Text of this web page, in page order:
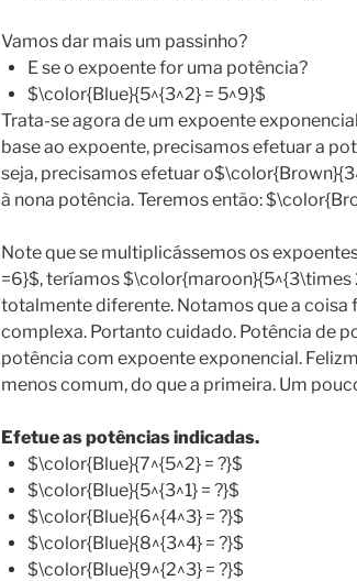
Vamos dar mais um passinho?
E se o expoente for uma potência?
$\color{Blue}{5^{3^2} = 5^9}$
Trata-se agora de um expoente
base ao expoente, precisamos efetuar a
seja, precisamos efetuar
à nona potência. Teremos então:
Note que se multiplicássemos os
=6}$, teríamos $\color{maroon}{5^{3\times
totalmente diferente. Notamos que a coisa
complexa. Portanto cuidado. Potência de
potência com expoente exponencial.
menos comum, do que a primeira. Um
Efetue as potências indicadas.
$\color{Blue}{7^{5^2} = ?}$
$\color{Blue}{5^{3^1} = ?}$
$\color{Blue}{6^{4^3} = ?}$
$\color{Blue}{8^{3^4} = ?}$
$\color{Blue}{9^{2^3} = ?}$